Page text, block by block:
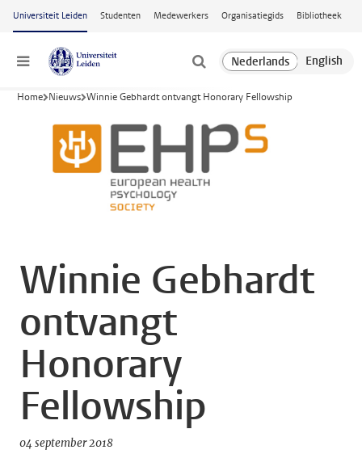
Ga naar hoofdinhoud
Universiteit Leiden Studenten Medewerkers Organisatiegids Bibliotheek
Menu
Home Nieuws Winnie Gebhardt ontvangt Honorary Fellowship
Winnie Gebhardt
ontvangt
Honorary
Fellowship
04 september 2018